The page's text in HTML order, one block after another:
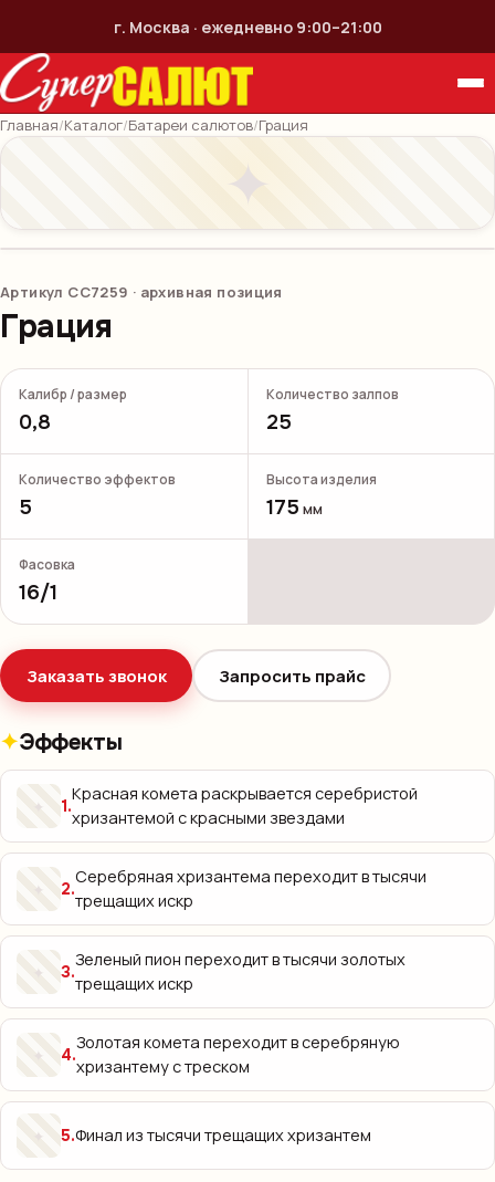
г. Москва · ежедневно 9:00–21:00
Главная/Каталог/Батареи салютов/Грация
Артикул СС7259 · архивная позиция
Грация
Калибр / размер
0,8
Количество залпов
25
Количество эффектов
5
Высота изделия
175 мм
Фасовка
16/1
Заказать звонок Запросить прайс
Эффекты
✦ 1.
Красная комета раскрывается серебристой
хризантемой с красными звездами
✦ 2.
Серебряная хризантема переходит в тысячи
трещащих искр
✦ 3.
Зеленый пион переходит в тысячи золотых
трещащих искр
✦ 4.
Золотая комета переходит в серебряную
хризантему с треском
✦ 5.Финал из тысячи трещащих хризантем